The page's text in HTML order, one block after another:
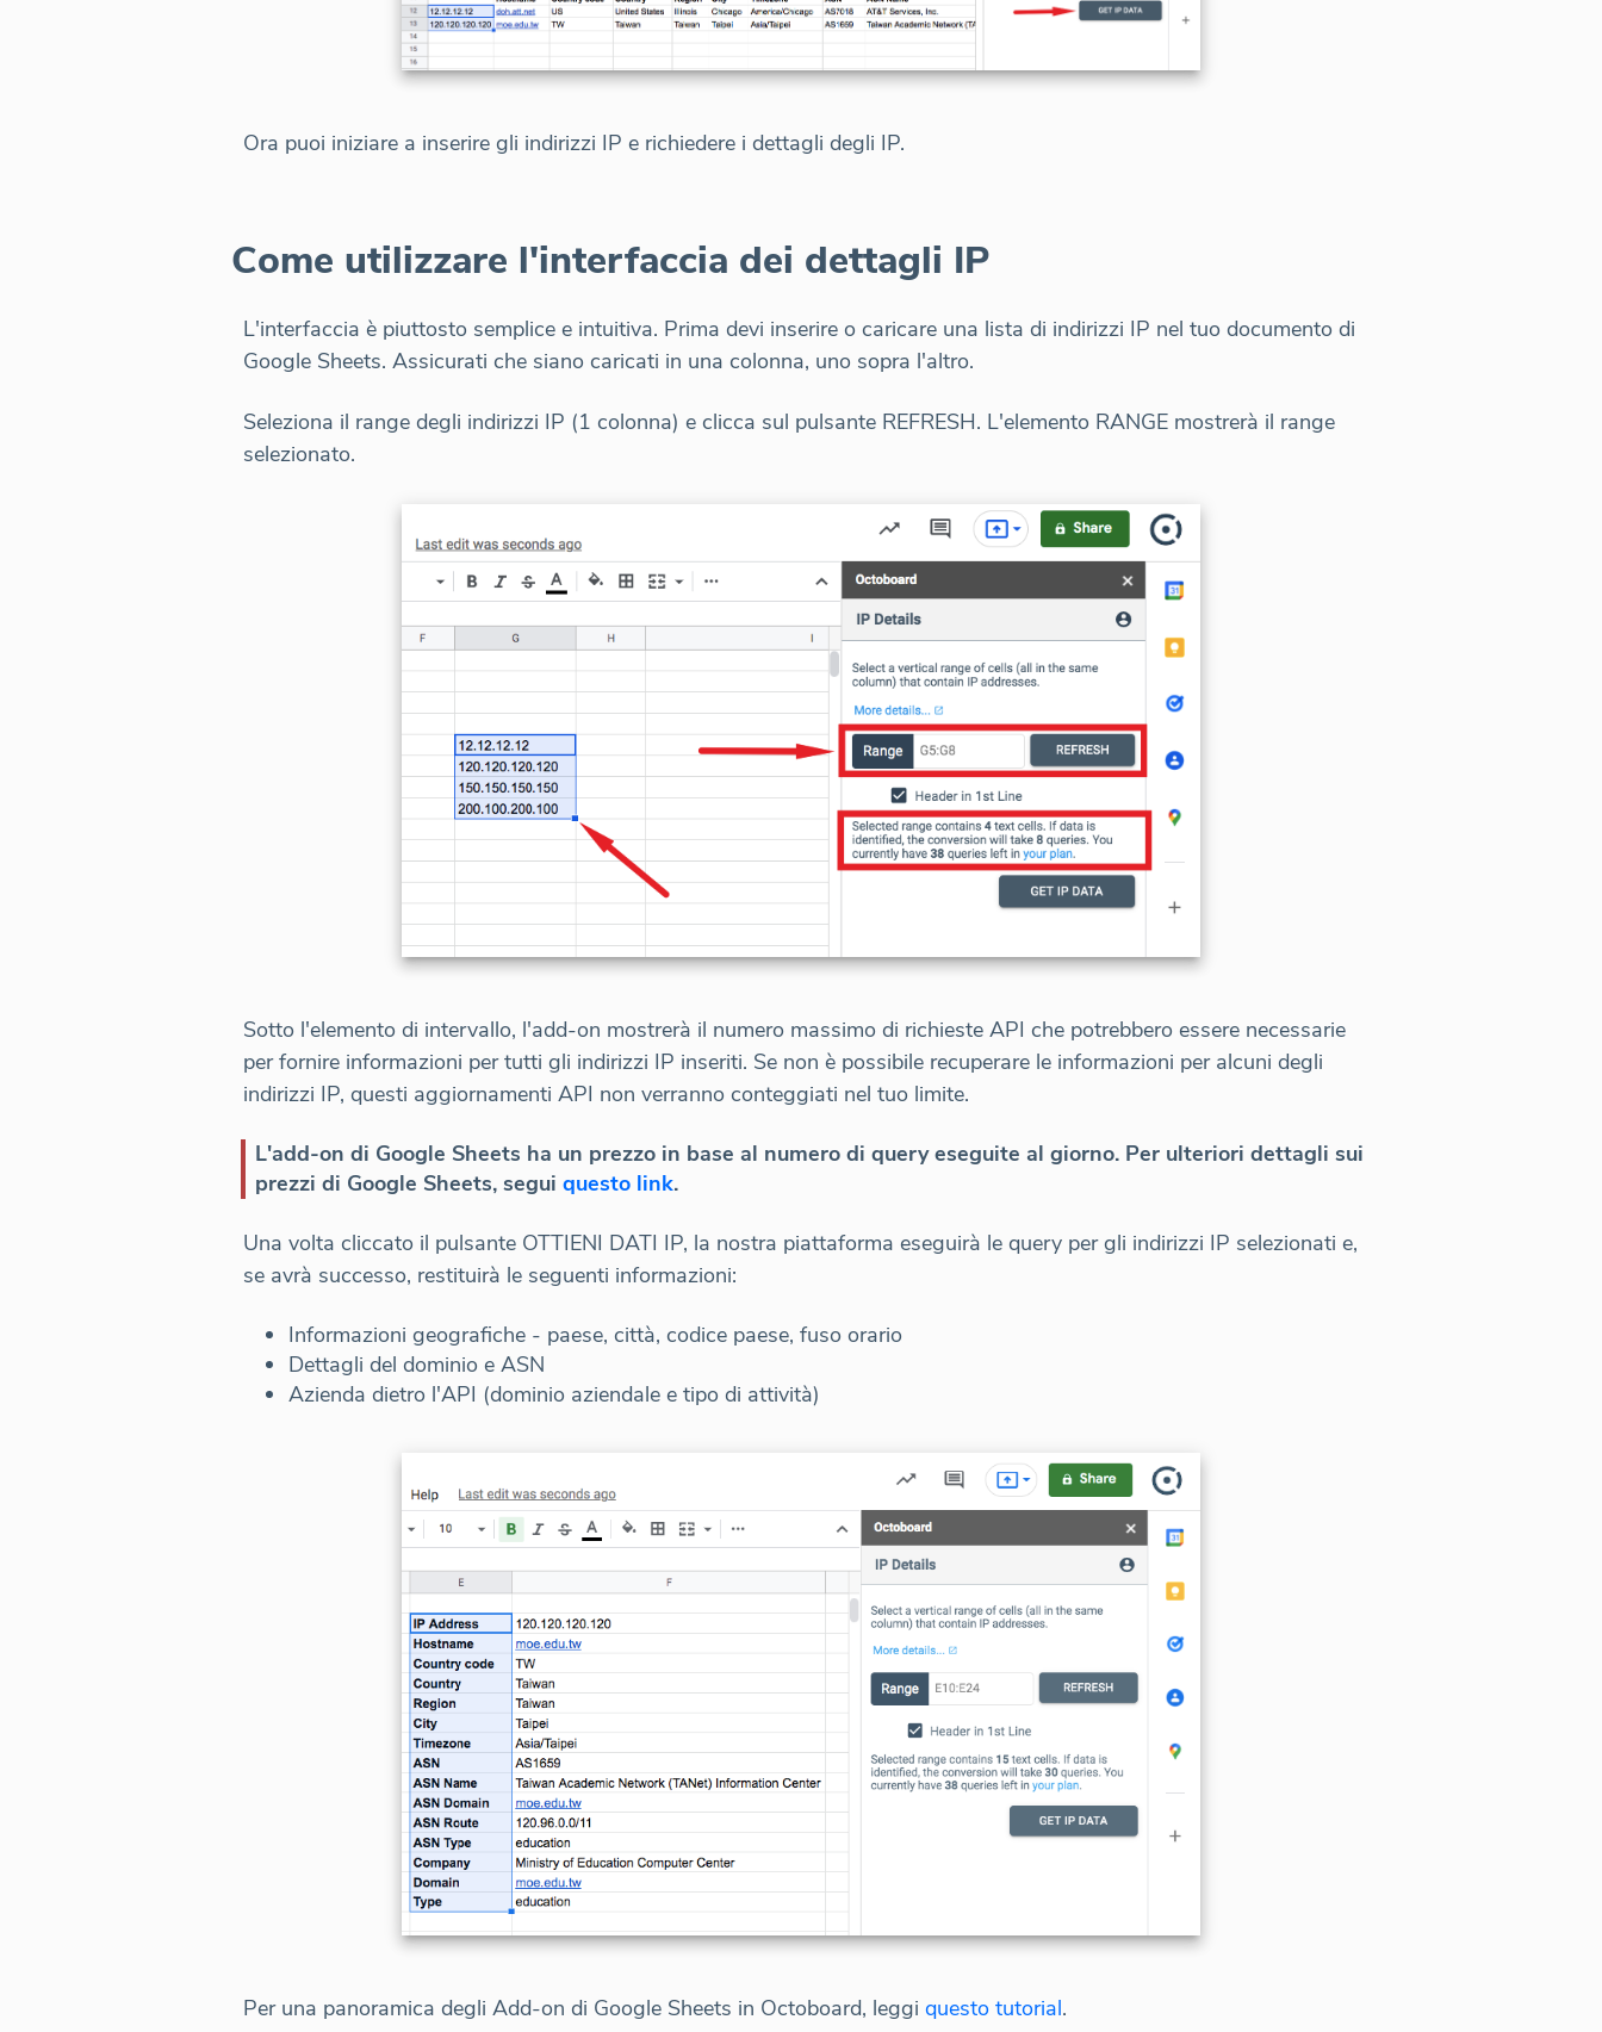
Ora puoi iniziare a inserire gli indirizzi IP e richiedere i dettagli degli IP.
Come utilizzare l'interfaccia dei dettagli IP
L'interfaccia è piuttosto semplice e intuitiva. Prima devi inserire o caricare una lista di indirizzi IP nel tuo documento di
Google Sheets. Assicurati che siano caricati in una colonna, uno sopra l'altro.
Seleziona il range degli indirizzi IP (1 colonna) e clicca sul pulsante REFRESH. L'elemento RANGE mostrerà il range
selezionato.
Sotto l'elemento di intervallo, l'add-on mostrerà il numero massimo di richieste API che potrebbero essere necessarie
per fornire informazioni per tutti gli indirizzi IP inseriti. Se non è possibile recuperare le informazioni per alcuni degli
indirizzi IP, questi aggiornamenti API non verranno conteggiati nel tuo limite.
L'add-on di Google Sheets ha un prezzo in base al numero di query eseguite al giorno. Per ulteriori dettagli sui
prezzi di Google Sheets, segui questo link.
Una volta cliccato il pulsante OTTIENI DATI IP, la nostra piattaforma eseguirà le query per gli indirizzi IP selezionati e,
se avrà successo, restituirà le seguenti informazioni:
Informazioni geografiche - paese, città, codice paese, fuso orario
Dettagli del dominio e ASN
Azienda dietro l'API (dominio aziendale e tipo di attività)
Per una panoramica degli Add-on di Google Sheets in Octoboard, leggi questo tutorial.